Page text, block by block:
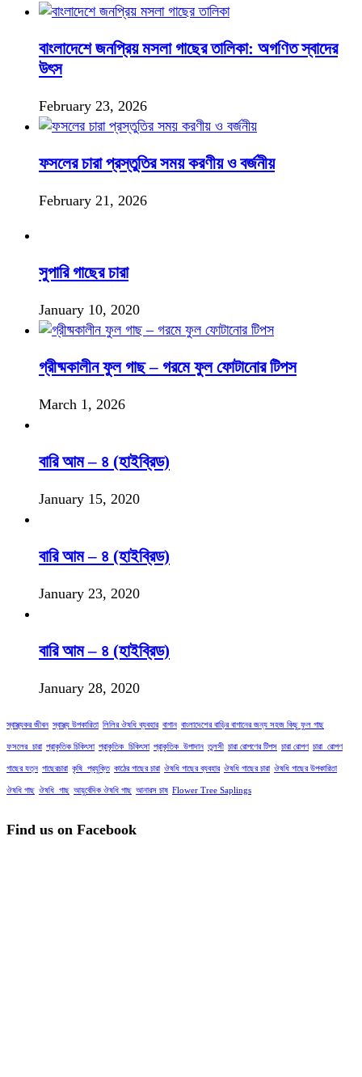
বাংলাদেশে জনপ্রিয় মসলা গাছের তালিকা: অগণিত স্বাদের
উৎস
February 23, 2026
ফসলের চারা প্রস্তুতির সময় করণীয় ও বর্জনীয়
February 21, 2026
সুপারি গাছের চারা
January 10, 2020
গ্রীষ্মকালীন ফুল গাছ – গরমে ফুল ফোটানোর টিপস
March 1, 2026
বারি আম – ৪ (হাইব্রিড)
January 15, 2020
বারি আম – ৪ (হাইব্রিড)
January 23, 2020
বারি আম – ৪ (হাইব্রিড)
January 28, 2020
স্বাস্থ্যকর জীবন স্বাস্থ্য উপকারিতা লিলির ঔষধি ব্যবহার বাগান বাংলাদেশের বাড়ির বাগানের জন্য সহজ কিছু ফুল গাছ
ফসলের_চারা প্রাকৃতিক চিকিৎসা প্রাকৃতিক_চিকিৎসা প্রাকৃতিক_উপাদান তুলসী চারা রোপণের টিপস চারা রোপণ চারা_রোপণ
গাছের যত্ন গাছেরচারা কৃষি_প্রযুক্তি কাঠের গাছের চারা ঔষধি গাছের ব্যবহার ঔষধি গাছের চারা ঔষধি গাছের উপকারিতা
ঔষধি গাছ ঔষধি_গাছ আয়ুর্বেদিক ঔষধি গাছ আনারস চাষ Flower Tree Saplings
Find us on Facebook